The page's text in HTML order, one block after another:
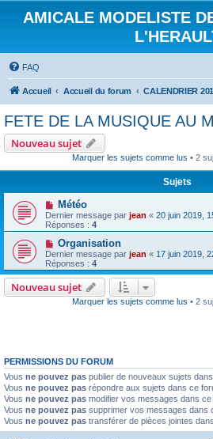
AMICALE MODELISTE
FAQ
Accueil Accueil du forum CALENDRIER
FETE DE LA MUSIQUE AU
Nouveau sujet
Marquer les sujets comme lus • 2
Sujets
Météo
Dernier message par jean « 20 juin 2019,
Réponses : 4
Organisation
Dernier message par jean « 17 juin 2019,
Réponses : 4
Nouveau sujet
Marquer les sujets comme lus • 2
PERMISSIONS DU FORUM
Vous ne pouvez pas publier de nouveaux sujets
Vous ne pouvez pas répondre aux sujets dans ce
Vous ne pouvez pas modifier vos messages dans ce
Vous ne pouvez pas supprimer vos messages dans
Vous ne pouvez pas transférer de pièces jointes